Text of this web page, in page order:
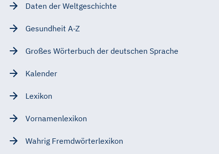
Daten der Weltgeschichte
Gesundheit A-Z
Großes Wörterbuch der deutschen Sprache
Kalender
Lexikon
Vornamenlexikon
Wahrig Fremdwörterlexikon